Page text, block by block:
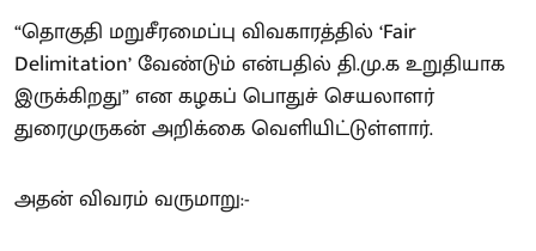
“தொகுதி மறுசீரமைப்பு விவகாரத்தில் ‘Fair
Delimitation’ வேண்டும் என்பதில் தி.மு.க உறுதியாக
இருக்கிறது” என கழகப் பொதுச் செயலாளர்
துரைமுருகன் அறிக்கை வெளியிட்டுள்ளார்.
அதன் விவரம் வருமாறு:-